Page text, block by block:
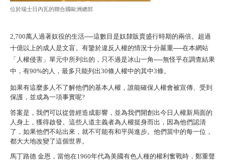
位於瑞士日內瓦的聯合國歐洲總部
2,700萬人過著奴役的生活──這數目是奴隸販賣盛行時期的兩倍。超過
十億以上的成人是文盲。有鑒於違反人權的情況十分嚴重──在本網站
「人權侵害」單元中所列出的，只不過是冰山一角──無怪乎在調查結果
中，有90%的人，最多只能列出30條人權中的其中3條。
如果有這麼多人不了解他們的基本人權，誰能確保人權會被宣傳、受到
保護，並成為一項事實呢?
答案是，我們可以從曾經造成影響，並為我們開創出今日人權新局面的
人身上，獲得啟發。這些人道主義者為人權挺身而出，因為他們認清
了，如果他們不站出來，就不可能有和平與進步。他們當中的每一位，
都大大地改變了這個世界。
馬丁路德 金恩，當他在1960年代為美國有色人種的權利奮戰時，鄭重聲